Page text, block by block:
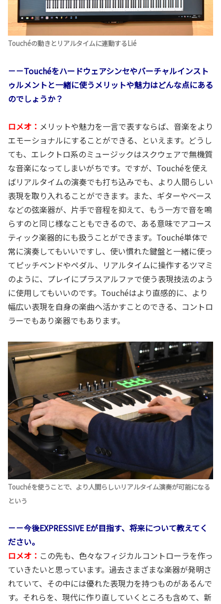
Touchéの動きとリアルタイムに連動するLié
－－Touchéをハードウェアシンセやバーチャルインスト
ゥルメントと一緒に使うメリットや魅力はどんな点にある
のでしょうか？
ロメオ： メリットや魅力を一言で表すならば、音楽をより
エモーショナルにすることができる、といえます。どうし
ても、エレクトロ系のミュージックはスクウェアで無機質
な音楽になってしまいがちです。ですが、Touchéを使え
ばリアルタイムの演奏でも打ち込みでも、より人間らしい
表現を取り入れることができます。また、ギターやベース
などの弦楽器が、片手で音程を抑えて、もう一方で音を鳴
らすのと同じ様なこともできるので、ある意味でアコース
ティック楽器的にも扱うことができます。Touché単体で
常に演奏してもいいですし、使い慣れた鍵盤と一緒に使っ
てピッチベンドやペダル、リアルタイムに操作するツマミ
のように、プレイにプラスアルファで使う表現技法のよう
に使用してもいいのです。Touchéはより直感的に、より
幅広い表現を自身の楽曲へ活かすことのできる、コントロ
ラーでもあり楽器でもあります。
Touchéを使うことで、より人間らしいリアルタイム演奏が可能になる
という
－－今後EXPRESSIVE Eが目指す、将来について教えてく
ださい。
ロメオ： この先も、色々なフィジカルコントローラを作っ
ていきたいと思っています。過去さまざまな楽器が発明さ
れていて、その中には優れた表現力を持つものがあるんで
す。それらを、現代に作り直していくところも含めて、新